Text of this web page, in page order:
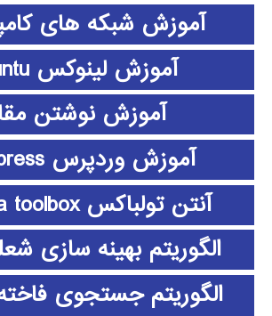
آموزش شبکه های
آموزش لینوکس ubuntu
آموزش نوشتن
آموزش وردپرس wordpress
آنتن تولباکس antenna toolbox
الگوریتم بهینه سازی